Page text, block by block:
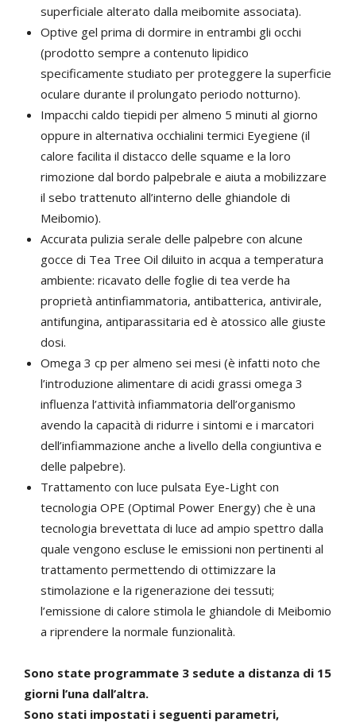
superficiale alterato dalla meibomite associata).
Optive gel prima di dormire in entrambi gli occhi
(prodotto sempre a contenuto lipidico
specificamente studiato per proteggere la superficie
oculare durante il prolungato periodo notturno).
Impacchi caldo tiepidi per almeno 5 minuti al giorno
oppure in alternativa occhialini termici Eyegiene (il
calore facilita il distacco delle squame e la loro
rimozione dal bordo palpebrale e aiuta a mobilizzare
il sebo trattenuto all’interno delle ghiandole di
Meibomio).
Accurata pulizia serale delle palpebre con alcune
gocce di Tea Tree Oil diluito in acqua a temperatura
ambiente: ricavato delle foglie di tea verde ha
proprietà antinfiammatoria, antibatterica, antivirale,
antifungina, antiparassitaria ed è atossico alle giuste
dosi.
Omega 3 cp per almeno sei mesi (è infatti noto che
l’introduzione alimentare di acidi grassi omega 3
influenza l’attività infiammatoria dell’organismo
avendo la capacità di ridurre i sintomi e i marcatori
dell’infiammazione anche a livello della congiuntiva e
delle palpebre).
Trattamento con luce pulsata Eye-Light con
tecnologia OPE (Optimal Power Energy) che è una
tecnologia brevettata di luce ad ampio spettro dalla
quale vengono escluse le emissioni non pertinenti al
trattamento permettendo di ottimizzare la
stimolazione e la rigenerazione dei tessuti;
l’emissione di calore stimola le ghiandole di Meibomio
a riprendere la normale funzionalità.
Sono state programmate 3 sedute a distanza di 15
giorni l’una dall’altra.
Sono stati impostati i seguenti parametri,